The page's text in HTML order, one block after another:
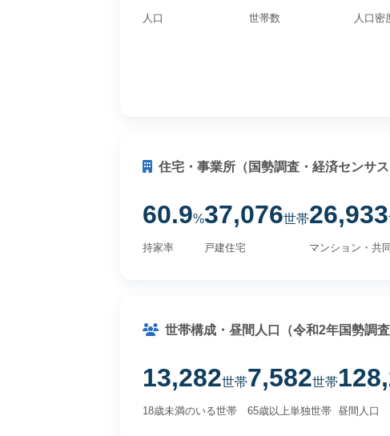
人口 世帯数 人口密
住宅・事業所（国勢調査・経済センサス
60.9%
持家率
37,076世帯
戸建住宅
26,933
マンション・共
世帯構成・昼間人口（令和2年国勢調査
13,282世帯
18歳未満のいる世帯
7,582世帯
65歳以上単独世帯 昼間人口